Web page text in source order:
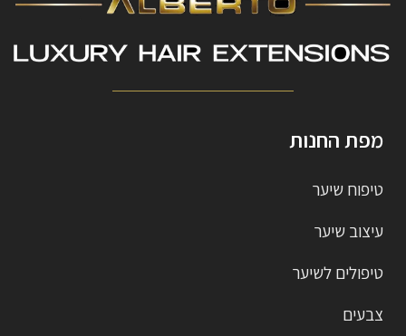
מפת החנות
טיפוח שיער
עיצוב שיער
טיפולים לשיער
צבעים